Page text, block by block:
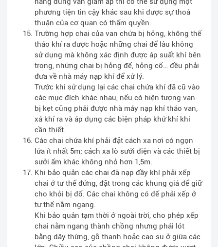
phương tiện tin cậy khác sau khi được sự thoả
thuận của cơ quan có thẩm quyền.
Trường hợp chai của van chứa bị hỏng, không thể
tháo khí ra được hoặc những chai để lâu không
sử dụng mà không xác định được áp suất khí bên
trong, những chai bị hỏng đế, hỏng cổ… đều phải
đưa về nhà máy nạp khí để xử lý.
Trước khi sử dụng lại các chai chứa khí đã cũ vào
các mục đích khác nhau, nếu có hiện tượng van
bị kẹt cũng phải được nhà máy nạp khí tháo van,
xả khí ra và áp dụng các biện pháp khử khí khi
cần thiết.
Các chai chứa khí phải đặt cách xa nơi có ngọn
lửa ít nhất 5m; cách xa lò sưởi điện và các thiết bị
sưởi ấm khác không nhỏ hơn 1,5m.
Khi bảo quản các chai đã nạp đầy khí phải xếp
chai ở tư thế đứng, đặt trong các khung giá để giữ
cho khỏi bị đổ. Các chai không có đế phải xếp ở
tư thế nằm ngang.
Khi bảo quản tạm thời ở ngoài trời, cho phép xếp
chai nằm ngang thành chồng nhưng phải lót
bằng dây thừng, gỗ thanh hoặc cao su ở giữa các